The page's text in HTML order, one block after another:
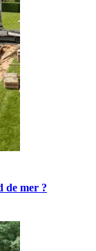
de mer ?